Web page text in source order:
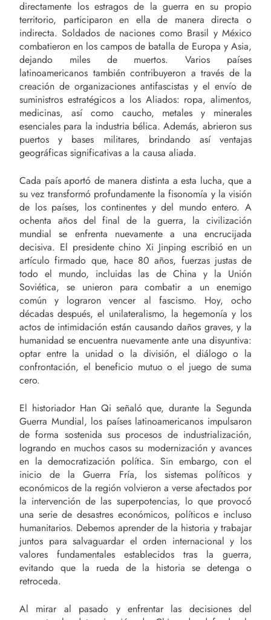
directamente los estragos de la guerra en su propio
territorio, participaron en ella de manera directa o
indirecta. Soldados de naciones como Brasil y México
combatieron en los campos de batalla de Europa y Asia,
dejando miles de muertos. Varios países
latinoamericanos también contribuyeron a través de la
creación de organizaciones antifascistas y el envío de
suministros estratégicos a los Aliados: ropa, alimentos,
medicinas, así como caucho, metales y minerales
esenciales para la industria bélica. Además, abrieron sus
puertos y bases militares, brindando así ventajas
geográficas significativas a la causa aliada.
Cada país aportó de manera distinta a esta lucha, que a
su vez transformó profundamente la fisonomía y la visión
de los países, los continentes y del mundo entero. A
ochenta años del final de la guerra, la civilización
mundial se enfrenta nuevamente a una encrucijada
decisiva. El presidente chino Xi Jinping escribió en un
artículo firmado que, hace 80 años, fuerzas justas de
todo el mundo, incluidas las de China y la Unión
Soviética, se unieron para combatir a un enemigo
común y lograron vencer al fascismo. Hoy, ocho
décadas después, el unilateralismo, la hegemonía y los
actos de intimidación están causando daños graves, y la
humanidad se encuentra nuevamente ante una disyuntiva:
optar entre la unidad o la división, el diálogo o la
confrontación, el beneficio mutuo o el juego de suma
cero.
El historiador Han Qi señaló que, durante la Segunda
Guerra Mundial, los países latinoamericanos impulsaron
de forma sostenida sus procesos de industrialización,
logrando en muchos casos su modernización y avances
en la democratización política. Sin embargo, con el
inicio de la Guerra Fría, los sistemas políticos y
económicos de la región volvieron a verse afectados por
la intervención de las superpotencias, lo que provocó
una serie de desastres económicos, políticos e incluso
humanitarios. Debemos aprender de la historia y trabajar
juntos para salvaguardar el orden internacional y los
valores fundamentales establecidos tras la guerra,
evitando que la rueda de la historia se detenga o
retroceda.
Al mirar al pasado y enfrentar las decisiones del